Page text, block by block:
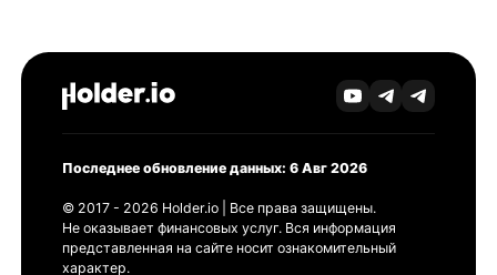
Последнее обновление данных: 6 Авг 2026
© 2017 - 2026 Holder.io | Все права защищены.
Не оказывает финансовых услуг. Вся информация
представленная на сайте носит ознакомительный
характер.